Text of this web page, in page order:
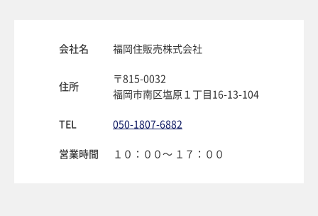
会社名 福岡住販売株式会社
住所
〒815-0032
福岡市南区塩原１丁目16-13-104
TEL
050-1807-6882
営業時間
１０：００〜 １７：００